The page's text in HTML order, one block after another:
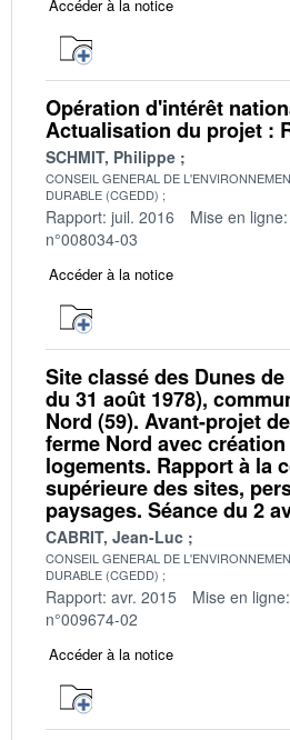
Accéder à la notice
Opération d'intérêt
Actualisation du projet :
SCHMIT, Philippe
CONSEIL GENERAL DE
DURABLE (CGEDD)
Rapport: juil. 2016 Mise en
n°008034-03
Accéder à la notice
Site classé des Dunes
du 31 août 1978),
Nord (59). Avant-projet
ferme Nord avec création
logements. Rapport à la
supérieure des sites,
paysages. Séance du 2
CABRIT, Jean-Luc
CONSEIL GENERAL DE
DURABLE (CGEDD)
Rapport: avr. 2015 Mise en
n°009674-02
Accéder à la notice